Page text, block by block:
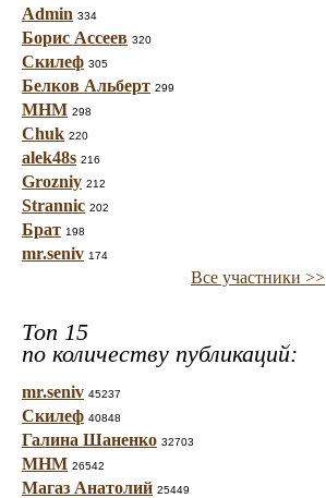
Admin 334
Борис Ассеев 320
Скилеф 305
Белков Альберт 299
МНМ 298
Chuk 220
alek48s 216
Grozniy 212
Strannic 202
Брат 198
mr.seniv 174
Все участники >>
Топ 15
по количеству публикаций:
mr.seniv 45237
Скилеф 40848
Галина Шаненко 32703
МНМ 26542
Магаз Анатолий 25449